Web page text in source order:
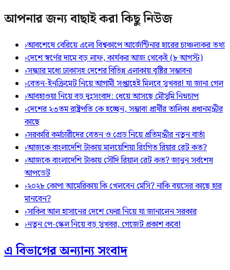
আপনার জন্য বাছাই করা কিছু নিউজ
›আবশেষে বেরিয়ে এলো বিশ্বকাপে আর্জেন্টিনার হারের চাঞ্চল্যকর তথ্য
›দেশে স্বর্ণের দামে বড় লাফ, কার্যকর আজ থেকেই (৮ আগস্ট)
›সন্ধ্যার মধ্যে ঢাকাসহ দেশের বিভিন্ন এলাকায় বৃষ্টির সম্ভাবনা
›বেতন-ইনক্রিমেট নিয়ে আগামী সপ্তাহেই মিলবে সুখবর! যা জানা গেল
›আবহাওয়া নিয়ে বড় দুঃসংবাদ: ধেয়ে আসছে মৌসুমি নিম্নচাপ
›দেশের ২৩তম রাষ্ট্রপতি কে হচ্ছেন, সম্ভাব্য প্রার্থীর তালিকা প্রধানমন্ত্রীর
কাছে
›সরকারি কর্মচারীদের বেতন ও গ্রেড নিয়ে প্রতিমন্ত্রীর নতুন বার্তা
›আজকে বাংলাদেশি টাকায় মালয়েশিয়া রিংগিত রিয়ার রেট কত?
›আজকে বাংলাদেশি টাকায় সৌদি রিয়াল রেট কত? জানুন সর্বশেষ
আপডেট
›২০২৮ কোপা আমেরিকায় কি খেলবেন মেসি? নাকি বয়সের কাছে হার
মানবেন?
›সাকিব আল হাসানের দেশে ফেরা নিয়ে যা জানালেন সরকার
›নতুন পে-স্কেল নিয়ে বড় সুখবর, গেজেট প্রকাশ কবে!
এ বিভাগের অন্যান্য সংবাদ